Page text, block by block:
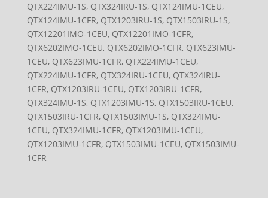
QTX224IMU-1S, QTX324IRU-1S, QTX124IMU-1CEU,
QTX124IMU-1CFR, QTX1203IRU-1S, QTX1503IRU-1S,
QTX12201IMO-1CEU, QTX12201IMO-1CFR,
QTX6202IMO-1CEU, QTX6202IMO-1CFR, QTX623IMU-
1CEU, QTX623IMU-1CFR, QTX224IMU-1CEU,
QTX224IMU-1CFR, QTX324IRU-1CEU, QTX324IRU-
1CFR, QTX1203IRU-1CEU, QTX1203IRU-1CFR,
QTX324IMU-1S, QTX1203IMU-1S, QTX1503IRU-1CEU,
QTX1503IRU-1CFR, QTX1503IMU-1S, QTX324IMU-
1CEU, QTX324IMU-1CFR, QTX1203IMU-1CEU,
QTX1203IMU-1CFR, QTX1503IMU-1CEU, QTX1503IMU-
1CFR